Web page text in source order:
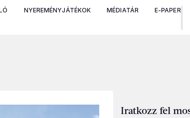
NYEREMÉNYJÁTÉKOK MÉDIATÁR E-PAPER
Iratkozz fel